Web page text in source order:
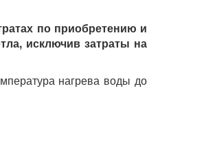
по приобретению и
исключив затраты на
нагрева воды до